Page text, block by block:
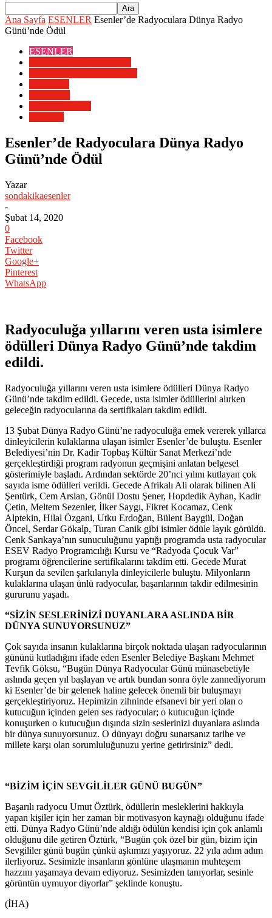
Ana Sayfa ESENLER Esenler’de Radyoculara Dünya Radyo
Günü’nde Ödül
ESENLER
Esenler’de Radyoculara Dünya Radyo
Günü’nde Ödül
Yazar
sondakikaesenler
-
Şubat 14, 2020
0
Facebook
Twitter
Google+
Pinterest
WhatsApp
Radyoculuğa yıllarını veren usta isimlere
ödülleri Dünya Radyo Günü’nde takdim
edildi.
Radyoculuğa yıllarını veren usta isimlere ödülleri Dünya Radyo
Günü’nde takdim edildi. Gecede, usta isimler ödüllerini alırken
geleceğin radyocularına da sertifikaları takdim edildi.
13 Şubat Dünya Radyo Günü’ne radyoculuğa emek vererek yıllarca
dinleyicilerin kulaklarına ulaşan isimler Esenler’de buluştu. Esenler
Belediyesi’nin Dr. Kadir Topbaş Kültür Sanat Merkezi’nde
gerçekleştirdiği program radyonun geçmişini anlatan belgesel
gösterimiyle başladı. Ardından sektörde 20’nci yılını kutlayan çok
sayıda isme ödülleri verildi. Gecede Afrikalı Ali olarak bilinen Ali
Şentürk, Cem Arslan, Gönül Dostu Şener, Hopdedik Ayhan, Kadir
Çetin, Meltem Sezenler, İlker Saygı, Fikret Kocamaz, Cenk
Alptekin, Hilal Özgani, Utku Erdoğan, Bülent Baygül, Doğan
Öncel, Serdar Gökalp, Turan Canik gibi isimler ödüle layık görüldü.
Cenk Sarıkaya’nın sunuculuğunu yaptığı programda usta radyocular
ESEV Radyo Programcılığı Kursu ve “Radyoda Çocuk Var”
programı öğrencilerine sertifikalarını takdim etti. Gecede Murat
Kurşun da sevilen şarkılarıyla dinleyicilerle buluştu. Milyonların
kulaklarına ulaşan ünlü radyocular, başarılarının takdir edilmesinin
gururunu yaşadı.
“SİZİN SESLERİNİZİ DUYANLARA ASLINDA BİR
DÜNYA SUNUYORSUNUZ”
Çok sayıda insanın kulaklarına birçok noktada ulaşan radyocularının
gününü kutladığını ifade eden Esenler Belediye Başkanı Mehmet
Tevfik Göksu, “Bugün Dünya Radyocular Günü münasebetiyle
aslında geçen yıl başlayan ve artık bundan sonra öyle zannediyorum
ki Esenler’de bir gelenek haline gelecek önemli bir buluşmayı
gerçekleştiriyoruz. Hepimizin zihninde efsanevi bir yeri olan o
kutucuğun içinden gelen ses radyocular; o kutucuğun içinde
konuşurken o kutucuğun dışında sizin seslerinizi duyanlara aslında
bir dünya sunuyorsunuz. O dünyayı doğru sunarsanız tarihe ve
millete karşı olan sorumluluğunuzu yerine getirirsiniz” dedi.
“BİZİM İÇİN SEVGİLİLER GÜNÜ BUGÜN”
Başarılı radyocu Umut Öztürk, ödüllerin mesleklerini hakkıyla
yapan kişiler için her zaman bir motivasyon kaynağı olduğunu ifade
etti. Dünya Radyo Günü’nde aldığı ödülün kendisi için çok anlamlı
olduğunu dile getiren Öztürk, “Bugün çok özel bir gün, bizim için
Sevgililer günü bugün çünkü aşkımızı yaşıyoruz. 22 yıla adım adım
ilerliyoruz. Sesimizle insanların gönlüne ulaşmanın muhteşem
hazzını yaşamaya devam ediyoruz. Sesimizden tanıyorlar, sesinle
görüntün uymuyor diyorlar” şeklinde konuştu.
(İHA)